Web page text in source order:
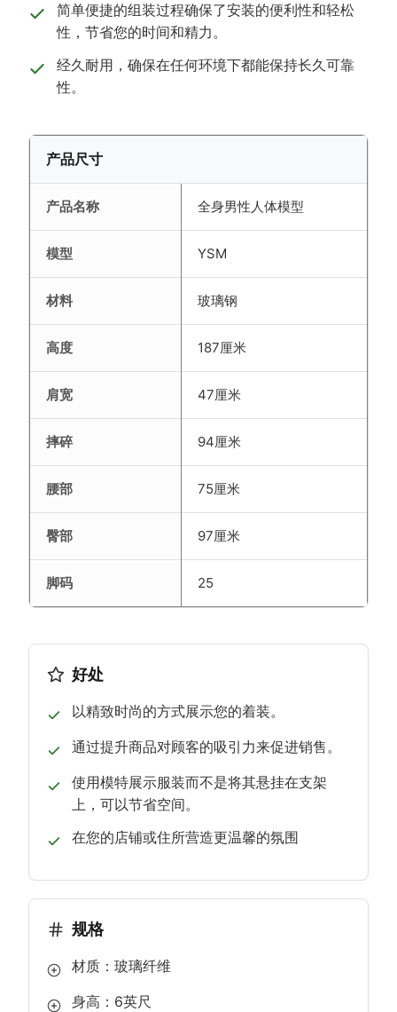
简单便捷的组装过程确保了安装的便利性和轻松
性，节省您的时间和精力。
经久耐用，确保在任何环境下都能保持长久可靠
性。
产品尺寸
产品名称 全身男性人体模型
模型 YSM
材料 玻璃钢
高度 187厘米
肩宽 47厘米
摔碎 94厘米
腰部 75厘米
臀部 97厘米
脚码 25
好处
以精致时尚的方式展示您的着装。
通过提升商品对顾客的吸引力来促进销售。
使用模特展示服装而不是将其悬挂在支架
上，可以节省空间。
在您的店铺或住所营造更温馨的氛围
规格
材质：玻璃纤维
身高：6英尺